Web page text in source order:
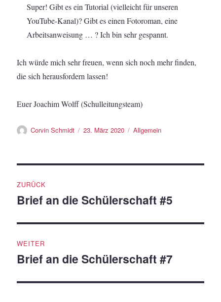
Super! Gibt es ein Tutorial (vielleicht für unseren
YouTube-Kanal)? Gibt es einen Fotoroman, eine
Arbeitsanweisung … ? Ich bin sehr gespannt.
Ich würde mich sehr freuen, wenn sich noch mehr finden,
die sich herausfordern lassen!
Euer Joachim Wolff (Schulleitungsteam)
Autor
Corvin Schmidt
Veröffentlicht
23. März 2020 Kategorien
Allgemein
ZURÜCK
Vorheriger
Brief an die Schülerschaft #5
WEITER
Nächster
Brief an die Schülerschaft #7